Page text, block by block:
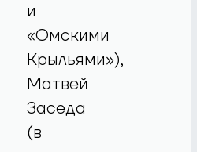
и
«Омскими
Крыльями»),
Матвей
Заседа
(в